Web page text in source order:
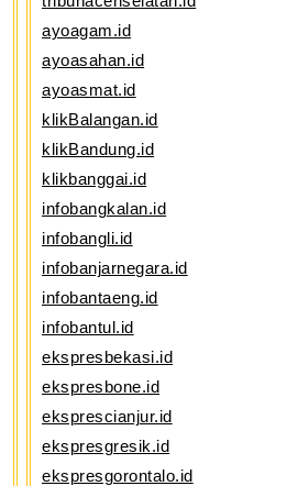
ayoagam.id
ayoasahan.id
ayoasmat.id
klikBalangan.id
klikBandung.id
klikbanggai.id
infobangkalan.id
infobangli.id
infobanjarnegara.id
infobantaeng.id
infobantul.id
ekspresbekasi.id
ekspresbone.id
eksprescianjur.id
ekspresgresik.id
ekspresgorontalo.id